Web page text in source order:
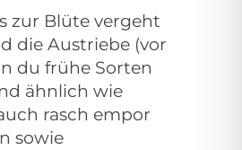
zur Blüte vergeht
die Austriebe (vor
du frühe Sorten
ähnlich wie
rasch empor
sowie